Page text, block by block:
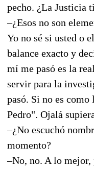
pecho. ¿La Justicia
–¿Esos no son
Yo no sé si usted o
balance exacto y
mí me pasó es la
servir para la
pasó. Si no es
Pedro". Ojalá
–¿No escuchó
momento?
–No, no. A lo